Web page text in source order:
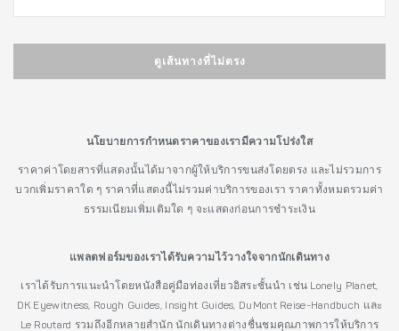
ดูเส้นทางที่ไม่ตรง
นโยบายการกำหนดราคาของเรามีความโปร่งใส
ราคาค่าโดยสารที่แสดงนั้นได้มาจากผู้ให้บริการขนส่งโดยตรง และไม่รวมการ
บวกเพิ่มราคาใด ๆ ราคาที่แสดงนี้ไม่รวมค่าบริการของเรา ราคาทั้งหมดรวมค่า
ธรรมเนียมเพิ่มเติมใด ๆ จะแสดงก่อนการชำระเงิน
แพลตฟอร์มของเราได้รับความไว้วางใจจากนักเดินทาง
เราได้รับการแนะนำโดยหนังสือคู่มือท่องเที่ยวอิสระชั้นนำ เช่น Lonely Planet,
DK Eyewitness, Rough Guides, Insight Guides, DuMont Reise-Handbuch และ
Le Routard รวมถึงอีกหลายสำนัก นักเดินทางต่างชื่นชมคุณภาพการให้บริการ